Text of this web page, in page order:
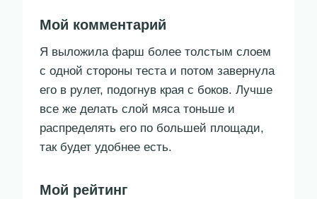
Мой комментарий
Я выложила фарш более толстым слоем
с одной стороны теста и потом завернула
его в рулет, подогнув края с боков. Лучше
все же делать слой мяса тоньше и
распределять его по большей площади,
так будет удобнее есть.
Мой рейтинг